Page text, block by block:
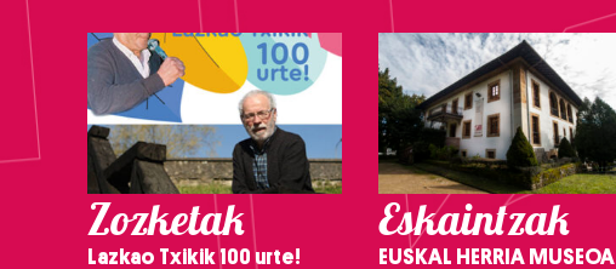
Zozketak
Lazkao Txikik 100 urte!
Eskaintzak
EUSKAL HERRIA MUSEOA